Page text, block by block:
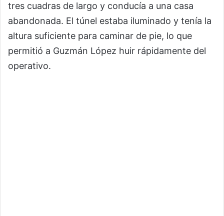
tres cuadras de largo y conducía a una casa
abandonada. El túnel estaba iluminado y tenía la
altura suficiente para caminar de pie, lo que
permitió a Guzmán López huir rápidamente del
operativo.